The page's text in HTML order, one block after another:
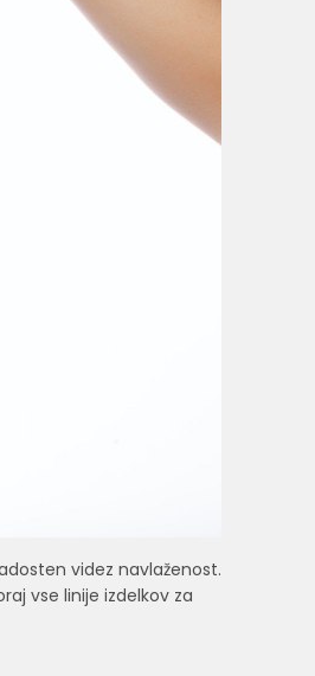
videz navlaženost.
vse linije izdelkov za